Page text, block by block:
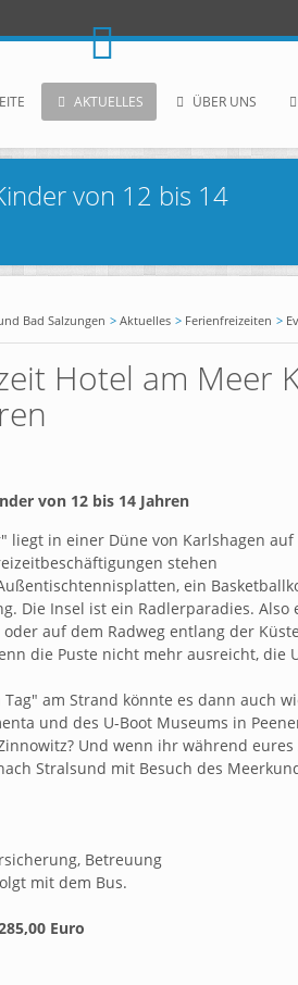
AKTUELLES ÜBER UNS
von 12 bis 14
Bad Salzungen Aktuelles Ferienfreizeiten
Hotel am Meer
von 12 bis 14 Jahren
liegt in einer Düne von Karlshagen
stehen
ein
Die Insel ist ein Radlerparadies.
auf dem Radweg entlang der
die Puste nicht mehr ausreicht, die
am Strand könnte es dann auch
und des U-Boot Museums in
Und wenn ihr während
Stralsund mit Besuch des
Betreuung
mit dem Bus.
Euro